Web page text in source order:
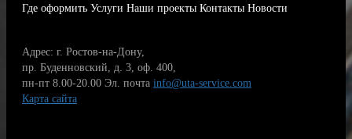
Где оформить Услуги Наши проекты Контакты Новости
Адрес: г. Ростов-на-Дону,
пр. Буденновский, д. 3, оф. 400,
пн-пт 8.00-20.00 Эл. почта info@uta-service.com
Карта сайта